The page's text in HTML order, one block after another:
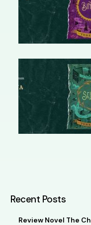
Recent Posts
Review Novel The